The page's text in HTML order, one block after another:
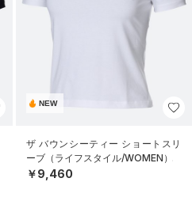
NEW
ザ バウンシーティー ショートスリ
ーブ（ライフスタイル/WOMEN）
￥9,460